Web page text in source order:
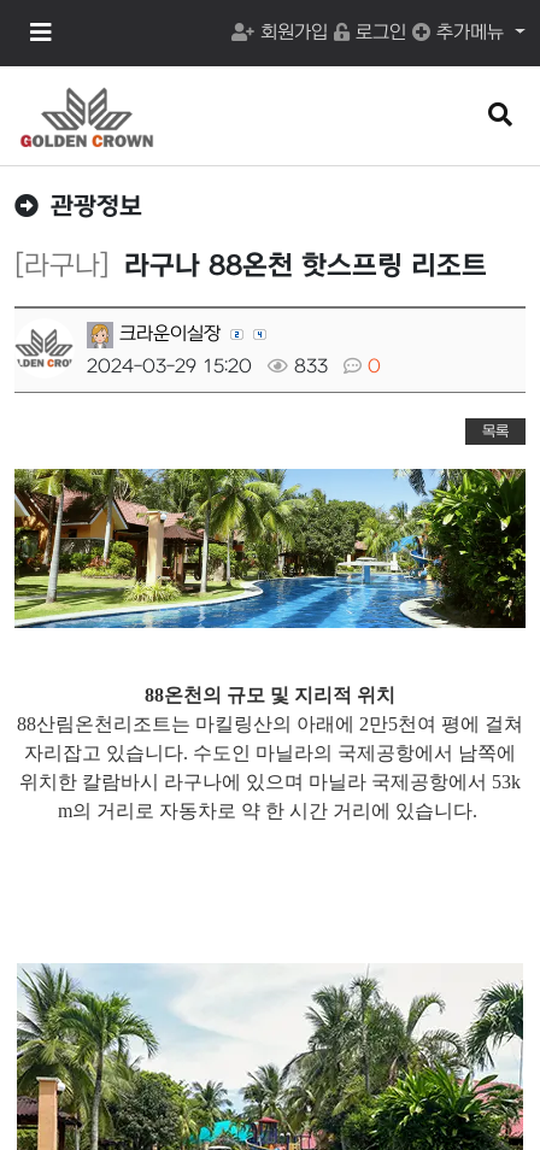
메
회원가입 로그인 추가메뉴
검
버
관광정보
[라구나] 라구나 88온천 핫스프링 리조트
크라운이실장
2024-03-29 15:20
833 0
목록
88온천의 규모 및 지리적 위치
88산림온천리조트는 마킬링산의 아래에 2만5천여 평에 걸쳐
자리잡고 있습니다. 수도인 마닐라의 국제공항에서 남쪽에
위치한 칼람바시 라구나에 있으며 마닐라 국제공항에서 53k
m의 거리로 자동차로 약 한 시간 거리에 있습니다.